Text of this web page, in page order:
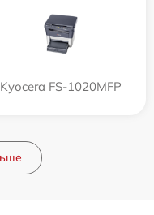
Kyocera FS-1020MFP